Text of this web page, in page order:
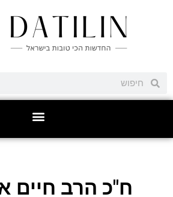
ח"כ הרב חיים